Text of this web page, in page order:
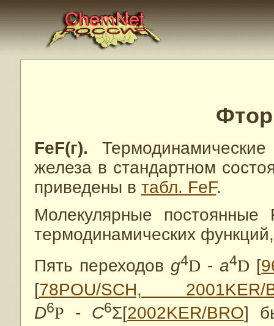
FeF(г).
железа в стандартном
приведены в табл. FeF.
Молекулярные постоянные
термодинамичеcких
Пять переходов g4D -a4D [
[78POU/SCH, 2001KER/
D6P - C6Σ[2002KER/BRO]